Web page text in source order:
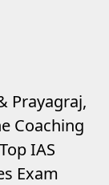
Prayagraj,
Coaching
IAS
Exam